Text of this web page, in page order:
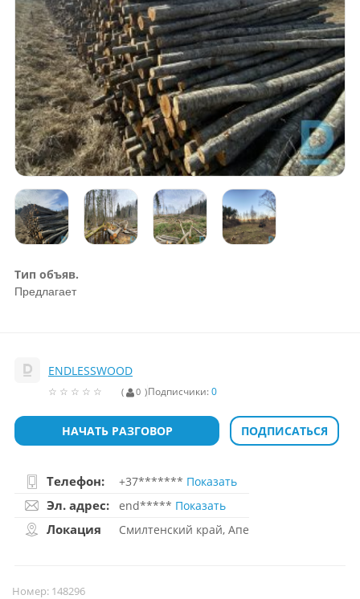
Тип объяв.
Предлагает
ENDLESSWOOD
☆ ☆ ☆ ☆ ☆
★ ★ ★ ★ ★ 0 Подписчики:0
НАЧАТЬ РАЗГОВОР ПОДПИСАТЬСЯ
Телефон: +37******* Показать
Эл. адрес: end***** Показать
Локация Смилтенский край, Апе
Номер: 148296